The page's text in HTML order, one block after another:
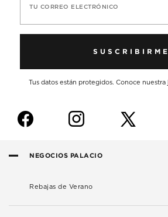
TU CORREO ELECTRÓNICO
SUSCRIBIRME
Tus datos están protegidos. Conoce nuestra
f i
NEGOCIOS PALACIO
Rebajas de Verano